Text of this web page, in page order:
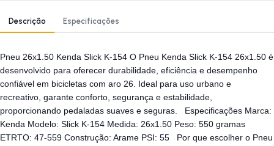
Descrição Especificações
Pneu 26x1.50 Kenda Slick K-154 O Pneu Kenda Slick K-154 26x1.50 é
desenvolvido para oferecer durabilidade, eficiência e desempenho
confiável em bicicletas com aro 26. Ideal para uso urbano e
recreativo, garante conforto, segurança e estabilidade,
proporcionando pedaladas suaves e seguras. Especificações Marca:
Kenda Modelo: Slick K-154 Medida: 26x1.50 Peso: 550 gramas
ETRTO: 47-559 Construção: Arame PSI: 55 Por que escolher o Pneu